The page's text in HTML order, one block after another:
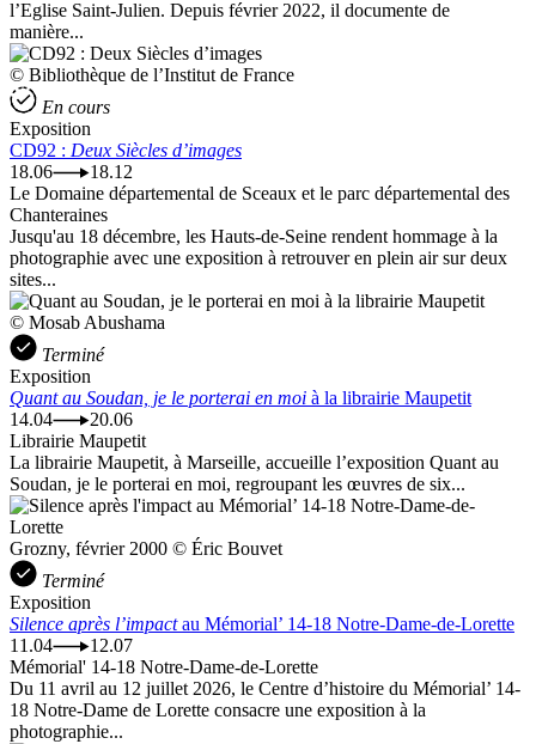
l’Eglise Saint-Julien. Depuis février 2022, il documente de
manière...
© Bibliothèque de l’Institut de France
En cours
Exposition
CD92 : Deux Siècles d’images
18.06
18.12
Le Domaine départemental de Sceaux et le parc départemental des
Chanteraines
Jusqu'au 18 décembre, les Hauts-de-Seine rendent hommage à la
photographie avec une exposition à retrouver en plein air sur deux
sites...
© Mosab Abushama
Terminé
Exposition
Quant au Soudan, je le porterai en moi à la librairie Maupetit
14.04
20.06
Librairie Maupetit
La librairie Maupetit, à Marseille, accueille l’exposition Quant au
Soudan, je le porterai en moi, regroupant les œuvres de six...
Grozny, février 2000 © Éric Bouvet
Terminé
Exposition
Silence après l’impactau Mémorial’ 14-18 Notre-Dame-de-Lorette
11.04
12.07
Mémorial' 14-18 Notre-Dame-de-Lorette
Du 11 avril au 12 juillet 2026, le Centre d’histoire du Mémorial’ 14-
18 Notre-Dame de Lorette consacre une exposition à la
photographie...